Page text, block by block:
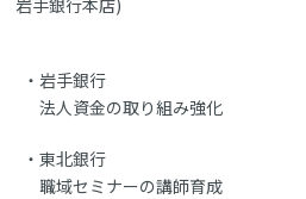
岩手銀行
法人資金の取り組み強化
東北銀行
職域セミナーの講師育成